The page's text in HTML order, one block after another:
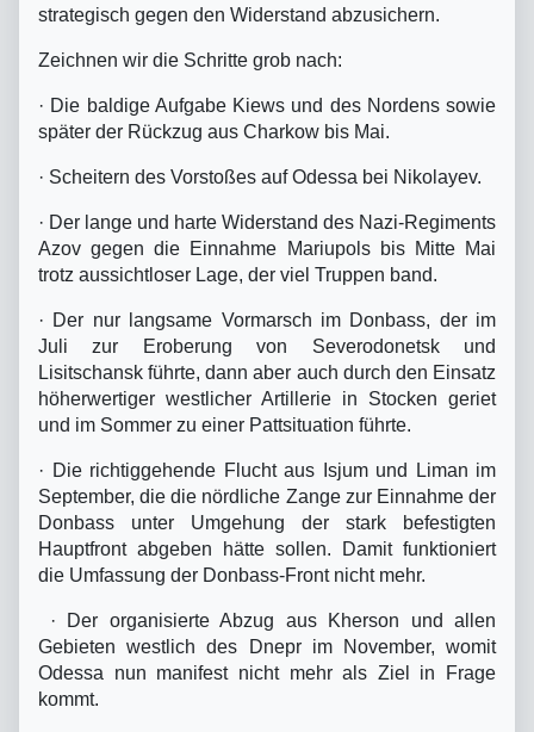
strategisch gegen den Widerstand abzusichern.
Zeichnen wir die Schritte grob nach:
· Die baldige Aufgabe Kiews und des Nordens sowie
später der Rückzug aus Charkow bis Mai.
· Scheitern des Vorstoßes auf Odessa bei Nikolayev.
· Der lange und harte Widerstand des Nazi-Regiments
Azov gegen die Einnahme Mariupols bis Mitte Mai
trotz aussichtloser Lage, der viel Truppen band.
· Der nur langsame Vormarsch im Donbass, der im
Juli zur Eroberung von Severodonetsk und
Lisitschansk führte, dann aber auch durch den Einsatz
höherwertiger westlicher Artillerie in Stocken geriet
und im Sommer zu einer Pattsituation führte.
· Die richtiggehende Flucht aus Isjum und Liman im
September, die die nördliche Zange zur Einnahme der
Donbass unter Umgehung der stark befestigten
Hauptfront abgeben hätte sollen. Damit funktioniert
die Umfassung der Donbass-Front nicht mehr.
·
Der organisierte Abzug aus Kherson und allen
Gebieten westlich des Dnepr im November, womit
Odessa nun manifest nicht mehr als Ziel in Frage
kommt.